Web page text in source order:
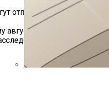
отправлять сообщения в
решение по
Google